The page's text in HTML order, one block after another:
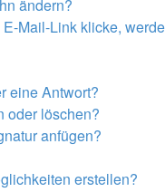
ändern?
Mail-Link klicke, werde
eine Antwort?
oder löschen?
anfügen?
erstellen?